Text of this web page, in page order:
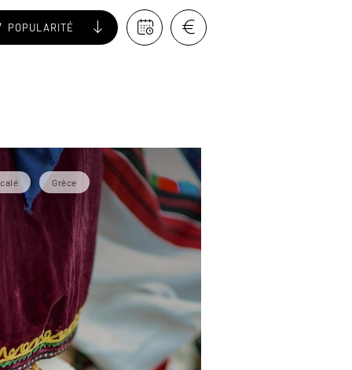
POPULARITÉ
Grèce